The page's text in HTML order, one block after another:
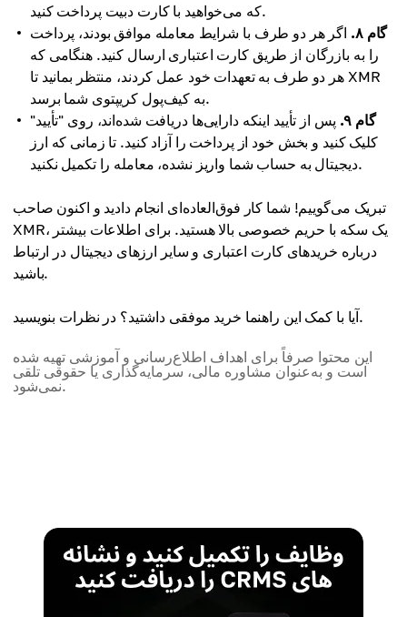
که می‌خواهید با کارت دبیت پرداخت کنید.
گام ۸.
اگر هر دو طرف با شرایط معامله موافق بودند، پرداخت
را به بازرگان از طریق کارت اعتباری ارسال کنید. هنگامی که
هر دو طرف به تعهدات خود عمل کردند، منتظر بمانید تا XMR
به کیف‌پول کریپتوی شما برسد.
گام ۹.
پس از تأیید اینکه دارایی‌ها دریافت شده‌اند، روی "تأیید"
کلیک کنید و بخش خود از پرداخت را آزاد کنید. تا زمانی که ارز
دیجیتال به حساب شما واریز نشده، معامله را تکمیل نکنید.
تبریک می‌گوییم! شما کار فوق‌العاده‌ای انجام دادید و اکنون صاحب
XMR، یک سکه با حریم خصوصی بالا هستید. برای اطلاعات بیشتر
درباره خریدهای کارت اعتباری و سایر ارزهای دیجیتال در ارتباط
باشید.
آیا با کمک این راهنما خرید موفقی داشتید؟ در نظرات بنویسید.
این محتوا صرفاً برای اهداف اطلاع‌رسانی و آموزشی تهیه شده
است و به‌عنوان مشاوره مالی، سرمایه‌گذاری یا حقوقی تلقی
نمی‌شود.